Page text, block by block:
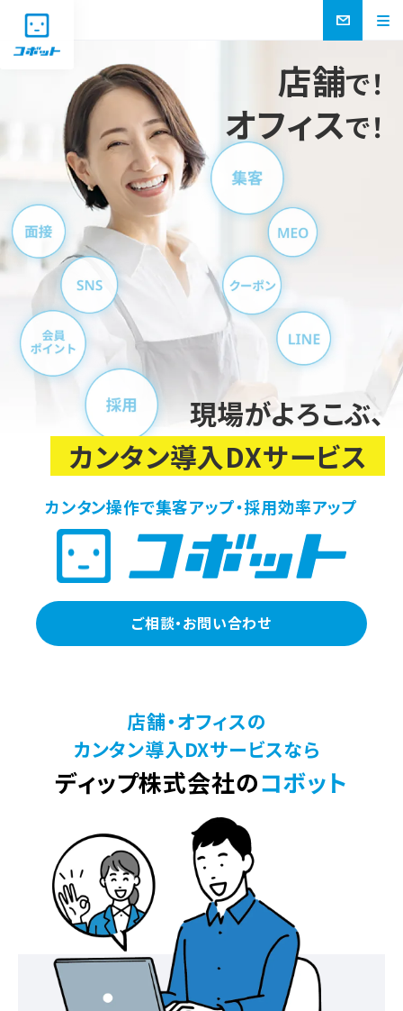
店舗で！
オフィスで！
現場がよろこぶ、
カンタン導入DXサービス
カンタン操作で集客アップ・採用効率アップ
ご相談・お問い合わせ
店舗・オフィスの
カンタン導入DXサービスなら
ディップ株式会社のコボット